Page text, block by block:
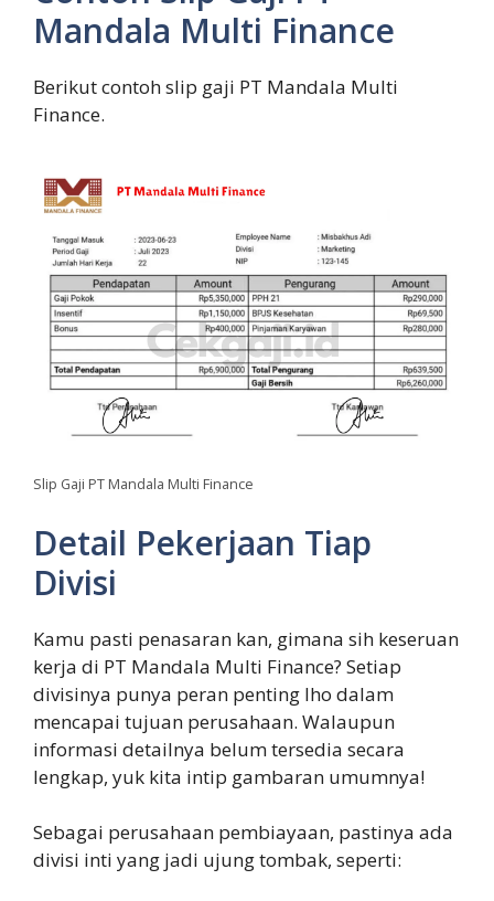
Mandala Multi Finance
Berikut contoh slip gaji PT Mandala Multi
Finance.
Slip Gaji PT Mandala Multi Finance
Detail Pekerjaan Tiap
Divisi
Kamu pasti penasaran kan, gimana sih keseruan
kerja di PT Mandala Multi Finance? Setiap
divisinya punya peran penting lho dalam
mencapai tujuan perusahaan. Walaupun
informasi detailnya belum tersedia secara
lengkap, yuk kita intip gambaran umumnya!
Sebagai perusahaan pembiayaan, pastinya ada
divisi inti yang jadi ujung tombak, seperti: